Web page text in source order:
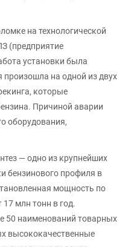
на технологической
(предприятие
установки была
на одной из двух
которые
Причиной аварии
оборудования,
— одно из крупнейших
бензинового профиля в
мощность по
17 млн тонн в год.
50 наименований товарных
высококачественные